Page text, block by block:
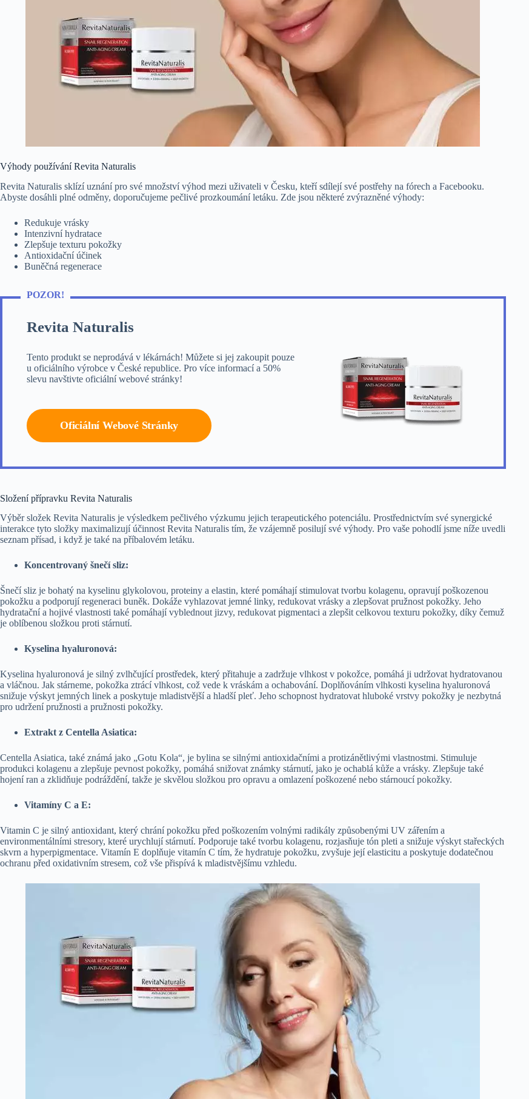
Výhody používání Revita Naturalis
Revita Naturalis sklízí uznání pro své množství výhod mezi uživateli v Česku, kteří sdílejí své postřehy na fórech a Facebooku.
Abyste dosáhli plné odměny, doporučujeme pečlivé prozkoumání letáku. Zde jsou některé zvýrazněné výhody:
Redukuje vrásky
Intenzivní hydratace
Zlepšuje texturu pokožky
Antioxidační účinek
Buněčná regenerace
POZOR!
Revita Naturalis
Tento produkt se neprodává v lékárnách! Můžete si jej zakoupit pouze
u oficiálního výrobce v České republice. Pro více informací a 50%
slevu navštivte oficiální webové stránky!
Oficiální Webové Stránky
Složení přípravku Revita Naturalis
Výběr složek Revita Naturalis je výsledkem pečlivého výzkumu jejich terapeutického potenciálu. Prostřednictvím své synergické
interakce tyto složky maximalizují účinnost Revita Naturalis tím, že vzájemně posilují své výhody. Pro vaše pohodlí jsme níže uvedli
seznam přísad, i když je také na příbalovém letáku.
Koncentrovaný šnečí sliz:
Šnečí sliz je bohatý na kyselinu glykolovou, proteiny a elastin, které pomáhají stimulovat tvorbu kolagenu, opravují poškozenou
pokožku a podporují regeneraci buněk. Dokáže vyhlazovat jemné linky, redukovat vrásky a zlepšovat pružnost pokožky. Jeho
hydratační a hojivé vlastnosti také pomáhají vyblednout jizvy, redukovat pigmentaci a zlepšit celkovou texturu pokožky, díky čemuž
je oblíbenou složkou proti stárnutí.
Kyselina hyaluronová:
Kyselina hyaluronová je silný zvlhčující prostředek, který přitahuje a zadržuje vlhkost v pokožce, pomáhá ji udržovat hydratovanou
a vláčnou. Jak stárneme, pokožka ztrácí vlhkost, což vede k vráskám a ochabování. Doplňováním vlhkosti kyselina hyaluronová
snižuje výskyt jemných linek a poskytuje mladistvější a hladší pleť. Jeho schopnost hydratovat hluboké vrstvy pokožky je nezbytná
pro udržení pružnosti a pružnosti pokožky.
Extrakt z Centella Asiatica:
Centella Asiatica, také známá jako „Gotu Kola“, je bylina se silnými antioxidačními a protizánětlivými vlastnostmi. Stimuluje
produkci kolagenu a zlepšuje pevnost pokožky, pomáhá snižovat známky stárnutí, jako je ochablá kůže a vrásky. Zlepšuje také
hojení ran a zklidňuje podráždění, takže je skvělou složkou pro opravu a omlazení poškozené nebo stárnoucí pokožky.
Vitamíny C a E:
Vitamin C je silný antioxidant, který chrání pokožku před poškozením volnými radikály způsobenými UV zářením a
environmentálními stresory, které urychlují stárnutí. Podporuje také tvorbu kolagenu, rozjasňuje tón pleti a snižuje výskyt stařeckých
skvrn a hyperpigmentace. Vitamín E doplňuje vitamín C tím, že hydratuje pokožku, zvyšuje její elasticitu a poskytuje dodatečnou
ochranu před oxidativním stresem, což vše přispívá k mladistvějšímu vzhledu.